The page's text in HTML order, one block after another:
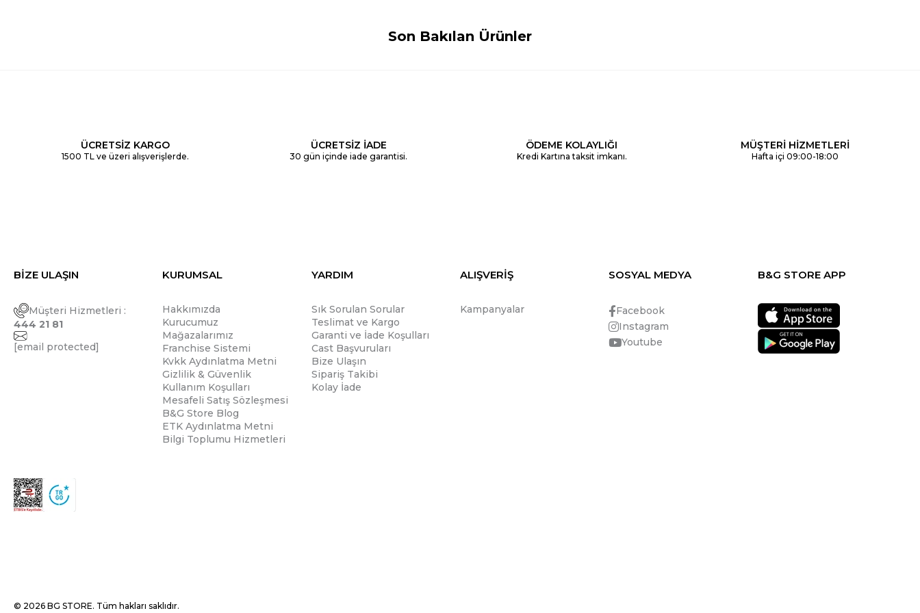
Son Bakılan Ürünler
ÜCRETSİZ KARGO
1500 TL ve üzeri alışverişlerde.
ÜCRETSİZ İADE
30 gün içinde iade garantisi.
ÖDEME KOLAYLIĞI
Kredi Kartına taksit imkanı.
MÜŞTERİ HİZMETLERİ
Hafta içi 09:00-18:00
BİZE ULAŞIN
Müşteri Hizmetleri :
444 21 81
[email protected]
KURUMSAL
Hakkımızda
Kurucumuz
Mağazalarımız
Franchise Sistemi
Kvkk Aydınlatma Metni
Gizlilik & Güvenlik
Kullanım Koşulları
Mesafeli Satış Sözleşmesi
B&G Store Blog
ETK Aydınlatma Metni
Bilgi Toplumu Hizmetleri
YARDIM
Sık Sorulan Sorular
Teslimat ve Kargo
Garanti ve İade Koşulları
Cast Başvuruları
Bize Ulaşın
Sipariş Takibi
Kolay İade
ALIŞVERİŞ
Kampanyalar
SOSYAL MEDYA
Facebook
Instagram
Youtube
B&G STORE APP
© 2026 BG STORE. Tüm hakları saklıdır.